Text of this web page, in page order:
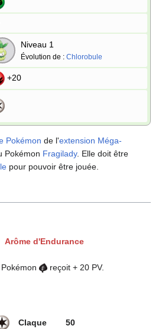
Niveau 1
Évolution de : Chlorobule
+20
Pokémon de l'extension Méga-
Pokémon Fragilady. Elle doit être
pour pouvoir être jouée.
Arôme d'Endurance
reçoit + 20 PV.
Claque 50